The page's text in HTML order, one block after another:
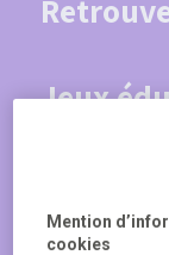
Jeux
Mention
cookies